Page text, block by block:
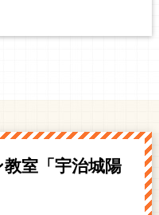
室「宇治城陽